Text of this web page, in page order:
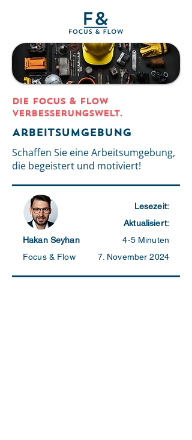
DIE Focus & Flow
Verbesserungswelt.
Arbeitsumgebung
Schaffen Sie eine Arbeitsumgebung,
die begeistert und motiviert!
Lesezeit:
Aktualisiert:
Hakan Seyhan
4-5 Minuten
Focus & Flow
7. November 2024